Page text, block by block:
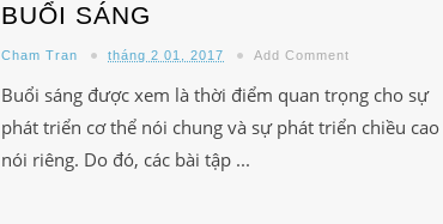
BUỔI SÁNG
Cham Tran tháng 2 01, 2017 Add Comment
Buổi sáng được xem là thời điểm quan trọng cho sự
phát triển cơ thể nói chung và sự phát triển chiều cao
nói riêng. Do đó, các bài tập ...